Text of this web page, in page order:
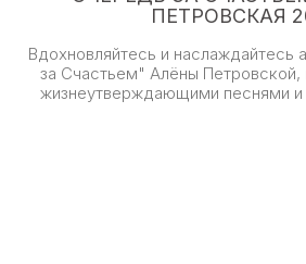
ПЕТРОВСКАЯ
Вдохновляйтесь и
за Счастьем" Алёны Петровской,
жизнеутверждающими песнями